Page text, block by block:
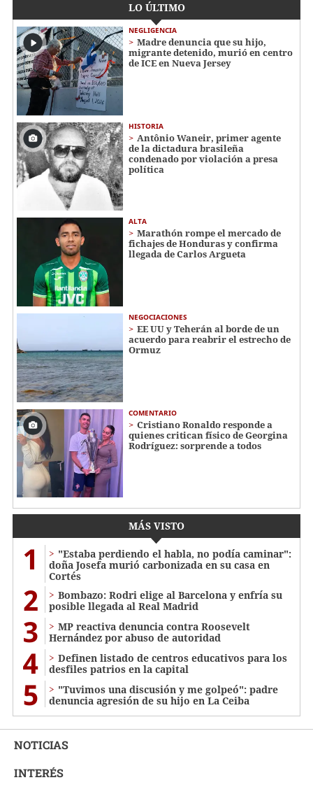
LO ÚLTIMO
NEGLIGENCIA
Madre denuncia que su hijo,
migrante detenido, murió en centro
de ICE en Nueva Jersey
HISTORIA
Antônio Waneir, primer agente
de la dictadura brasileña
condenado por violación a presa
política
ALTA
Marathón rompe el mercado de
fichajes de Honduras y confirma
llegada de Carlos Argueta
NEGOCIACIONES
EE UU y Teherán al borde de un
acuerdo para reabrir el estrecho de
Ormuz
COMENTARIO
Cristiano Ronaldo responde a
quienes critican físico de Georgina
Rodríguez: sorprende a todos
MÁS VISTO
1
"Estaba perdiendo el habla, no podía caminar":
doña Josefa murió carbonizada en su casa en
Cortés
2
Bombazo: Rodri elige al Barcelona y enfría su
posible llegada al Real Madrid
3
MP reactiva denuncia contra Roosevelt
Hernández por abuso de autoridad
4
Definen listado de centros educativos para los
desfiles patrios en la capital
5
"Tuvimos una discusión y me golpeó": padre
denuncia agresión de su hijo en La Ceiba
NOTICIAS
INTERÉS